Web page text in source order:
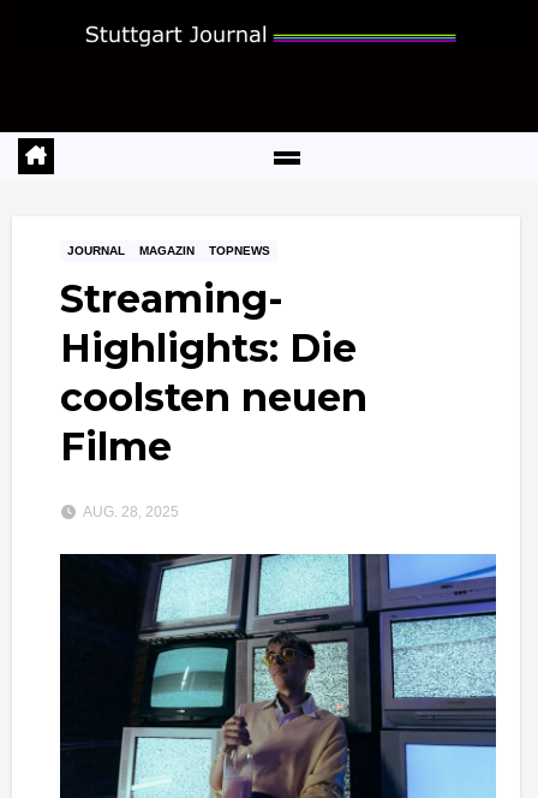
JOURNAL MAGAZIN TOPNEWS
Streaming-
Highlights: Die
coolsten neuen
Filme
AUG. 28, 2025